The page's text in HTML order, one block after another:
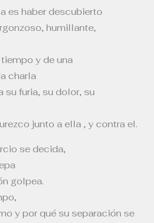
es haber descubierto
humillante,
y de una
charla
su furia, su dolor, su
junto a ella , y contra el.
se decida,
golpea.
y por qué su separación se